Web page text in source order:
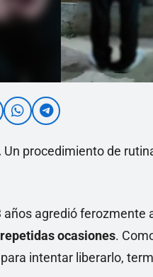
Un procedimiento de
años agredió ferozmente
ocasiones.
intentar liberarlo,